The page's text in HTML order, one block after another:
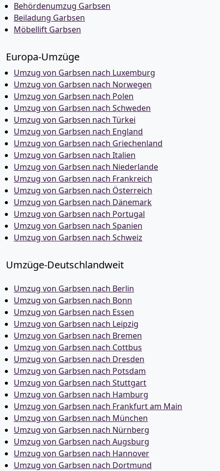
Behördenumzug Garbsen
Beiladung Garbsen
Möbellift Garbsen
Europa-Umzüge
Umzug von Garbsen nach Luxemburg
Umzug von Garbsen nach Norwegen
Umzug von Garbsen nach Polen
Umzug von Garbsen nach Schweden
Umzug von Garbsen nach Türkei
Umzug von Garbsen nach England
Umzug von Garbsen nach Griechenland
Umzug von Garbsen nach Italien
Umzug von Garbsen nach Niederlande
Umzug von Garbsen nach Frankreich
Umzug von Garbsen nach Österreich
Umzug von Garbsen nach Dänemark
Umzug von Garbsen nach Portugal
Umzug von Garbsen nach Spanien
Umzug von Garbsen nach Schweiz
Umzüge-Deutschlandweit
Umzug von Garbsen nach Berlin
Umzug von Garbsen nach Bonn
Umzug von Garbsen nach Essen
Umzug von Garbsen nach Leipzig
Umzug von Garbsen nach Bremen
Umzug von Garbsen nach Cottbus
Umzug von Garbsen nach Dresden
Umzug von Garbsen nach Potsdam
Umzug von Garbsen nach Stuttgart
Umzug von Garbsen nach Hamburg
Umzug von Garbsen nach Frankfurt am Main
Umzug von Garbsen nach München
Umzug von Garbsen nach Nürnberg
Umzug von Garbsen nach Augsburg
Umzug von Garbsen nach Hannover
Umzug von Garbsen nach Dortmund